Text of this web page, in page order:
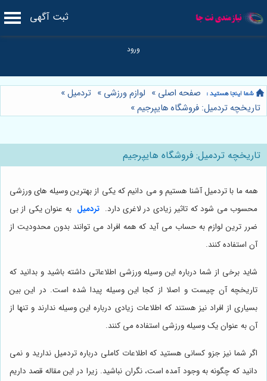
ثبت آگهی
صفحه اصلی » لوازم ورزشی » تردمیل»
تاریخچه تردمیل: فروشگاه هایپرجیم»
تاریخچه تردمیل: فروشگاه هایپرجیم
همه ما با تردمیل آشنا هستیم و می دانیم که یکی از بهترین وسیله های ورزشی
محسوب می شود که تاثیر زیادی در لاغری دارد. تردمیل به عنوان یکی از بی
ضرر ترین لوازم به حساب می آید که همه افراد می توانند بدون محدودیت از
آن استفاده کنند.
شاید برخی از شما درباره این وسیله ورزشی اطلاعاتی داشته باشید و بدانید که
تاریخچه آن چیست و اصلا از کجا این وسیله پیدا شده است. در این بین
بسیاری از افراد نیز هستند که اطلاعات زیادی درباره این وسیله ندارند و تنها از
آن به عنوان یک وسیله ورزشی استفاده می کنند.
اگر شما نیز جزو کسانی هستید که اطلاعات کاملی درباره تردمیل ندارید و نمی
دانید که چگونه به وجود آمده است، نگران نباشید. زیرا در این مقاله قصد داریم